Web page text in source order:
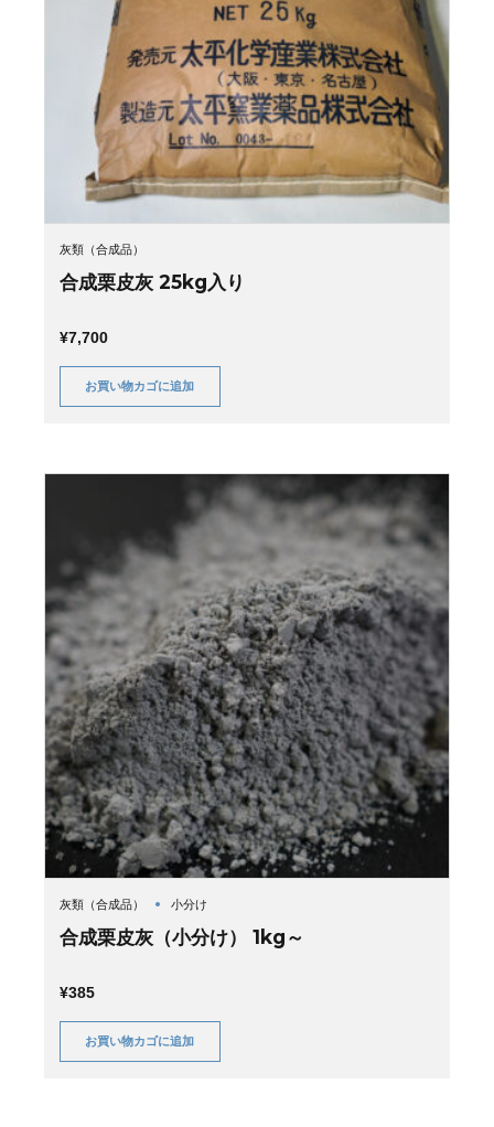
灰類（合成品）
合成栗皮灰 25kg入り
¥7,700
お買い物カゴに追加
灰類（合成品） 小分け
合成栗皮灰（小分け） 1kg～
¥385
お買い物カゴに追加